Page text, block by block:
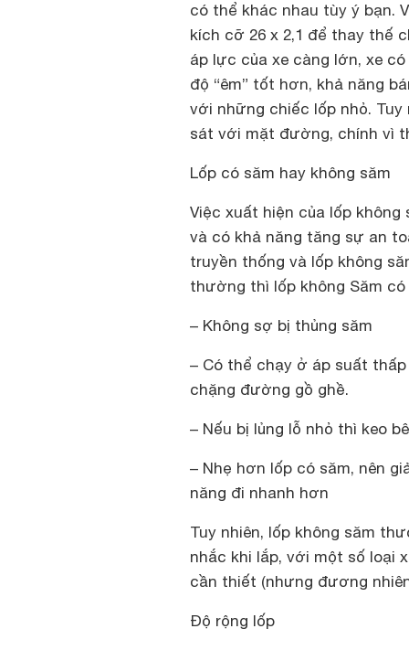
có thể khác nhau tùy ý bạn.
kích cỡ 26 x 2,1 để thay thế
áp lực của xe càng lớn, xe
độ “êm” tốt hơn, khả năng
với những chiếc lốp nhỏ.
sát với mặt đường, chính vì
Lốp có săm hay không săm
Việc xuất hiện của lốp
và có khả năng tăng sự an
truyền thống và lốp không
thường thì lốp không Săm
– Không sợ bị thủng săm
– Có thể chạy ở áp suất
chặng đường gồ ghề.
– Nếu bị lủng lỗ nhỏ thì keo
– Nhẹ hơn lốp có săm, nên
năng đi nhanh hơn
Tuy nhiên, lốp không săm
nhắc khi lắp, với một số loại
cần thiết (nhưng đương
Độ rộng lốp